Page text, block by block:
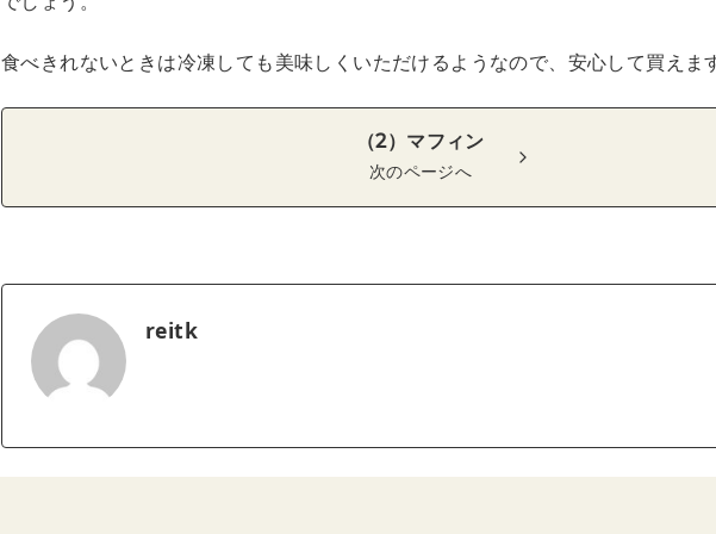
食べきれないときは冷凍しても美味しくいただけるようなので、安心して買えま
（2）マフィン
次のページへ
reitk